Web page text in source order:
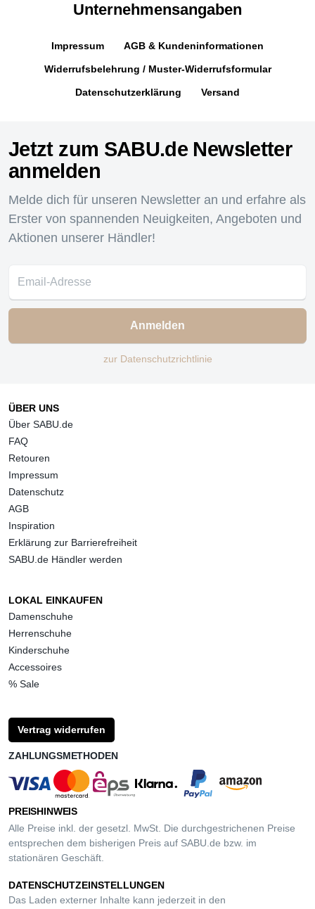
Unternehmensangaben
Impressum AGB & Kundeninformationen
Widerrufsbelehrung / Muster-Widerrufsformular
Datenschutzerklärung Versand
Jetzt zum SABU.de Newsletter
anmelden
Melde dich für unseren Newsletter an und erfahre als
Erster von spannenden Neuigkeiten, Angeboten und
Aktionen unserer Händler!
Anmelden
zur Datenschutzrichtlinie
ÜBER UNS
Über SABU.de
FAQ
Retouren
Impressum
Datenschutz
AGB
Inspiration
Erklärung zur Barrierefreiheit
SABU.de Händler werden
LOKAL EINKAUFEN
Damenschuhe
Herrenschuhe
Kinderschuhe
Accessoires
% Sale
Vertrag widerrufen
ZAHLUNGSMETHODEN
PREISHINWEIS
Alle Preise inkl. der gesetzl. MwSt. Die durchgestrichenen Preise
entsprechen dem bisherigen Preis auf SABU.de bzw. im
stationären Geschäft.
DATENSCHUTZEINSTELLUNGEN
Das Laden externer Inhalte kann jederzeit in den